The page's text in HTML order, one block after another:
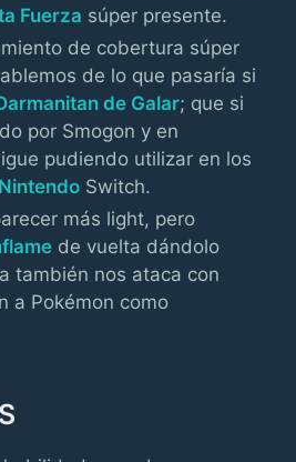
Fuerza súper presente.
de cobertura súper
de lo que pasaría si
de Galar; que si
por Smogon y en
pudiendo utilizar en los
Nintendo Switch.
más light, pero
de vuelta dándolo
también nos ataca con
a Pokémon como